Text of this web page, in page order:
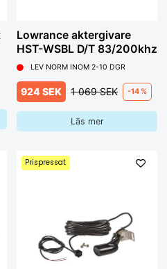
Lowrance aktergivare
HST-WSBL D/T 83/200khz
LEV NORM INOM 2-10 DGR
924 SEK 1 069 SEK -14 %
Läs mer
Prispressat